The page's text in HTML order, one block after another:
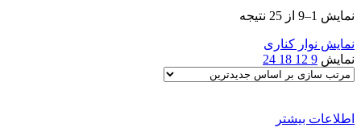
نمایش 1–9 از 25 نتیجه
نمایش نوار کناری
نمایش 9
12
18
24
اطلاعات بیشتر